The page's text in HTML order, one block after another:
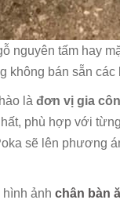
nguyên tấm hay
không bán sẵn
là đơn vị gia
phù hợp với
sẽ lên phương
ảnh chân bàn